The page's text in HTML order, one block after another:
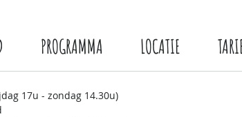
PROGRAMMA LOCATIE
17u - zondag 14.30u)